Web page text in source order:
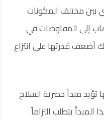
بين مختلف المكونات
إلى المفاوضات في
أضعف قدرتها على انتزاع
مبدأ حصرية السلاح
المبدأ يتطلب التزاماً